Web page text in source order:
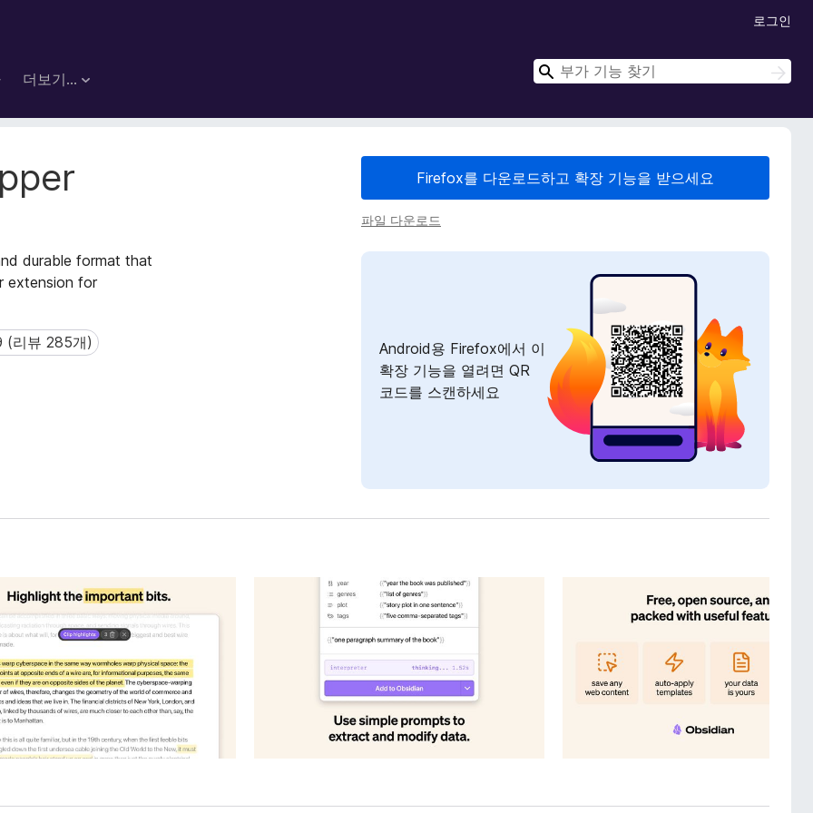
더보기…
로그인
검
검
색
durable format that
extension for
뷰 285개)
(리뷰 285개)
Firefox를 다운로드하고 확장 기능을 받으세요
파일 다운로드
Android용 Firefox에서 이
확장 기능을 열려면 QR
코드를 스캔하세요